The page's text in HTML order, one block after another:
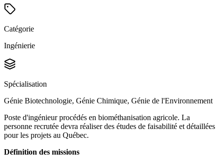
Catégorie
Ingénierie
Spécialisation
Génie Biotechnologie, Génie Chimique, Génie de l'Environnement
Poste d'ingénieur procédés en biométhanisation agricole. La
personne recrutée devra réaliser des études de faisabilité et détaillées
pour les projets au Québec.
Définition des missions